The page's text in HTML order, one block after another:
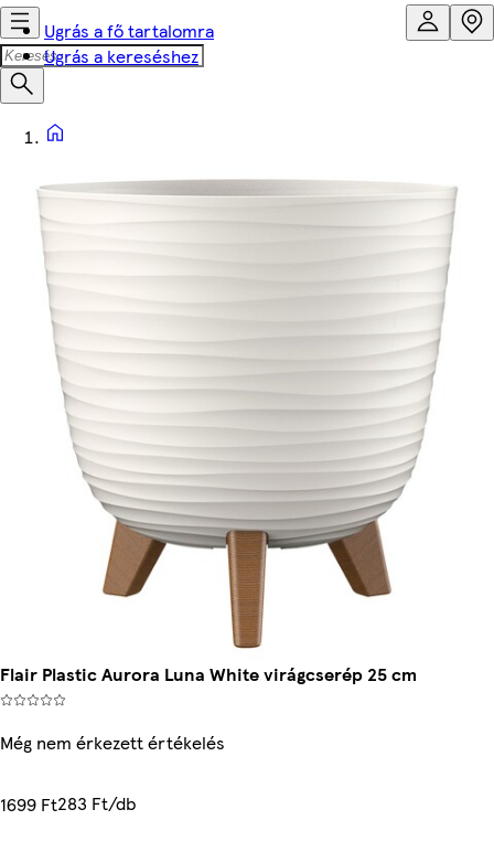
Ugrás a fő tartalomra
Ugrás a kereséshez
Flair Plastic Aurora Luna White virágcserép 25 cm
Még nem érkezett értékelés
1699 Ft283 Ft/db